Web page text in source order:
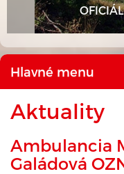
Hlavné menu
Aktuality
Ambulancia
Galádová